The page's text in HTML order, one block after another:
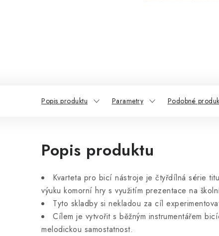
Popis produktu Parametry Podobné
Popis produktu
Kvarteta pro bicí nástroje je čtyřdílná série
výuku komorní hry s využitím prezentace na
Tyto skladby si nekladou za cíl
Cílem je vytvořit s běžným instrumentářem
melodickou samostatnost.